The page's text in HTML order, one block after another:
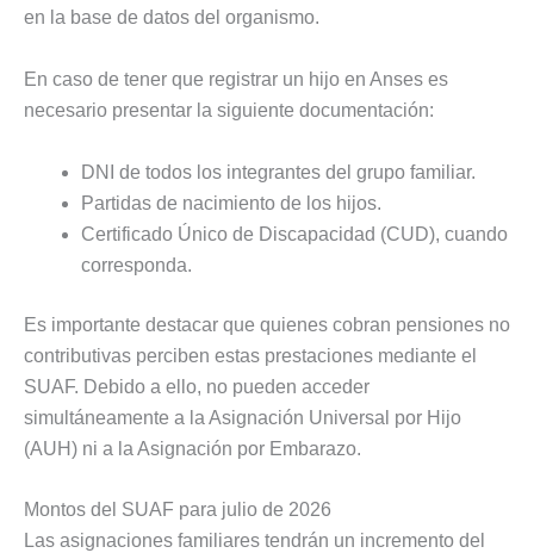
en la base de datos del organismo.
En caso de tener que registrar un hijo en Anses es
necesario presentar la siguiente documentación:
DNI de todos los integrantes del grupo familiar.
Partidas de nacimiento de los hijos.
Certificado Único de Discapacidad (CUD), cuando
corresponda.
Es importante destacar que quienes cobran pensiones no
contributivas perciben estas prestaciones mediante el
SUAF. Debido a ello, no pueden acceder
simultáneamente a la Asignación Universal por Hijo
(AUH) ni a la Asignación por Embarazo.
Montos del SUAF para julio de 2026
Las asignaciones familiares tendrán un incremento del